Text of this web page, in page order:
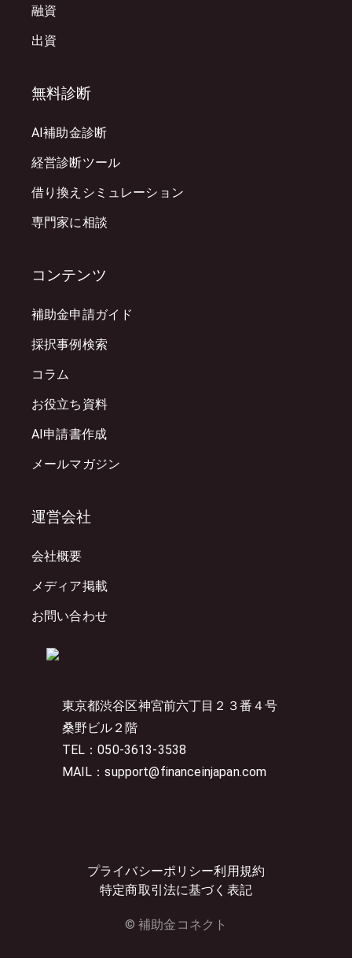
東京都渋谷区神宮前六丁目２３番４号
桑野ビル２階
TEL：050-3613-3538
MAIL：support@financeinjapan.com
プライバシーポリシー利用規約
特定商取引法に基づく表記
© 補助金コネクト
融資
出資
無料診断
AI補助金診断
経営診断ツール
借り換えシミュレーション
専門家に相談
コンテンツ
補助金申請ガイド
採択事例検索
コラム
お役立ち資料
AI申請書作成
メールマガジン
運営会社
会社概要
メディア掲載
お問い合わせ